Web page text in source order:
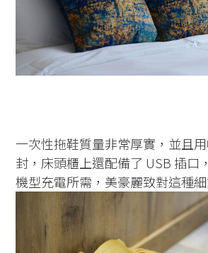
一次性拖鞋質量非常厚實，並且
封，床頭櫃上還配備了 USB 插口
機型充電所需，美豪麗致對這種